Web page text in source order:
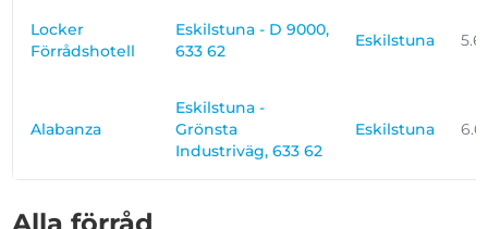
Locker
Förrådshotell
Eskilstuna - D 9000,
633 62
Eskilstuna
Alabanza
Eskilstuna -
Grönsta
Industriväg, 633 62
Eskilstuna